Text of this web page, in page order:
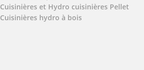
Cuisinières et Hydro cuisinières Pellet
Cuisinières hydro à bois